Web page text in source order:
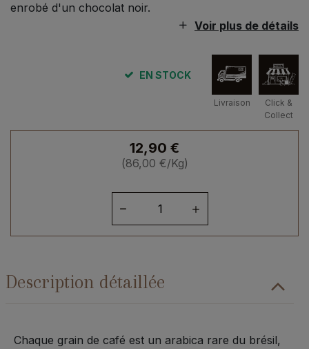
enrobé d'un chocolat noir.
Voir plus de détails
EN STOCK
Livraison
Click &
Collect
12,90 €
(86,00 €/Kg)
Sachet
Description détaillée
Chaque grain de café est un arabica rare du brésil,